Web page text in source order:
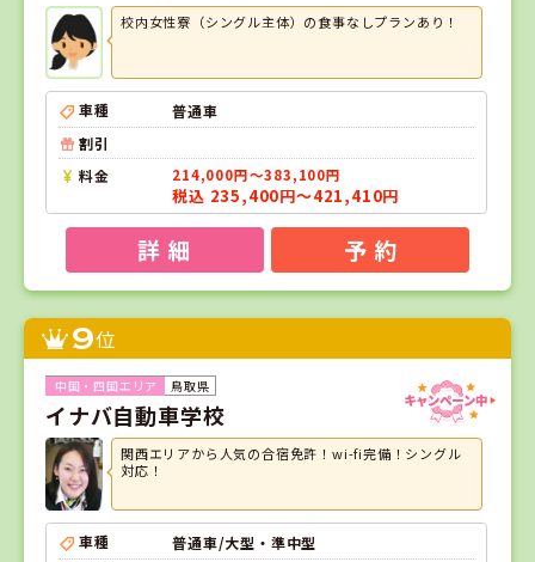
校内女性寮（シングル主体）の食事なしプランあり！
車種
普通車
割引
料金
214,000円～383,100円
税込 235,400円～421,410円
詳 細 予 約
9位
鳥取県
イナバ自動車学校
関西エリアから人気の合宿免許！wi-fi完備！シングル
対応！
車種
普通車/大型・準中型